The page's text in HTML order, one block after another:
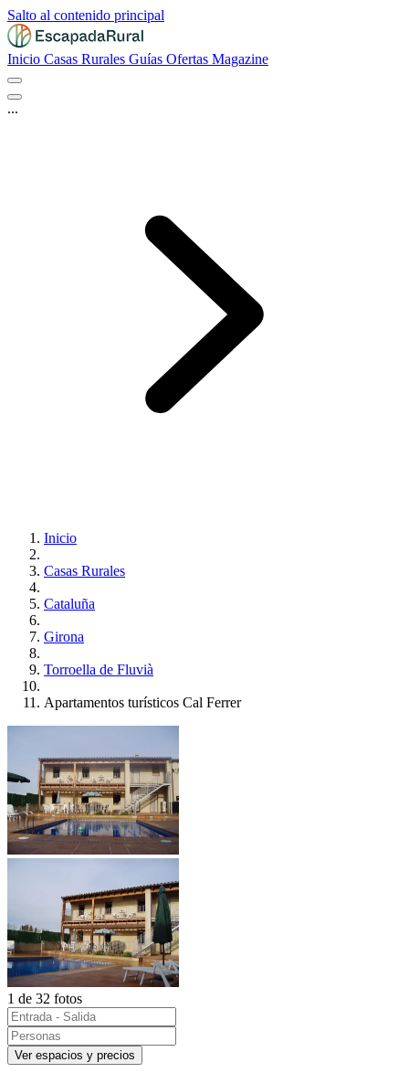
Salto al contenido principal
Inicio Casas Rurales Guías Ofertas Magazine
...
Inicio
Casas Rurales
Cataluña
Girona
Torroella de Fluvià
Apartamentos turísticos Cal Ferrer
1 de 32 fotos
Ver espacios y precios